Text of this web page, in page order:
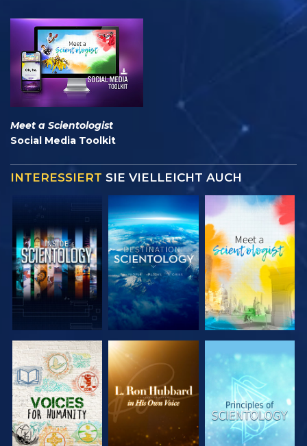
Meet a Scientologist
Social Media Toolkit
INTERESSIERT SIE VIELLEICHT AUCH
SERIE
ENTDECKEN
SERIE
ENTDECKEN
SERIE
ENTDECKEN